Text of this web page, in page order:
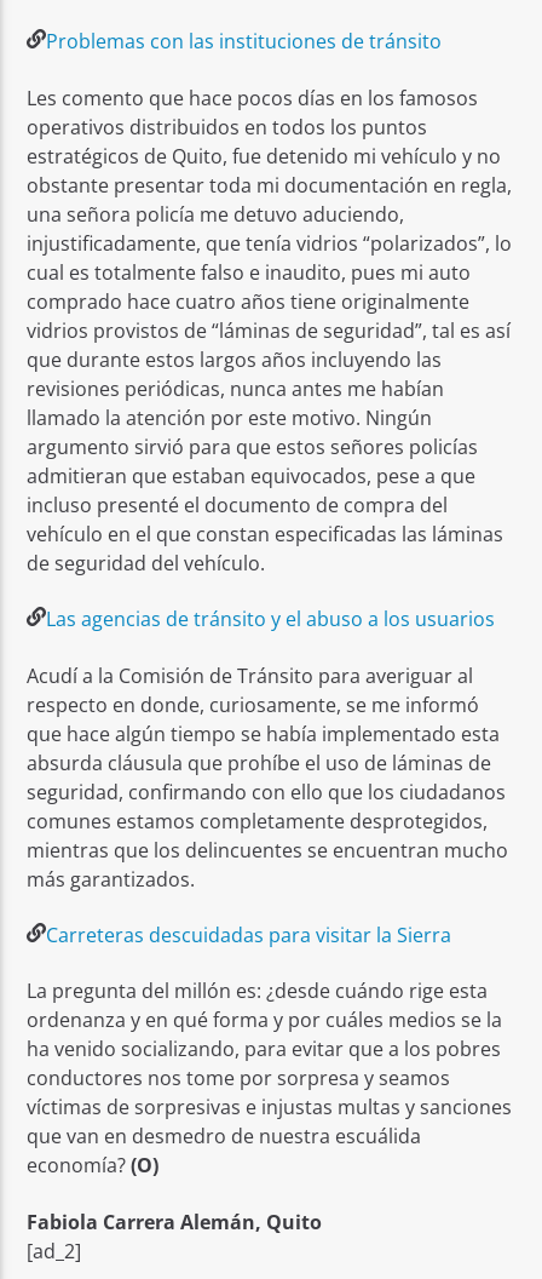
Problemas con las instituciones de tránsito
Les comento que hace pocos días en los famosos
operativos distribuidos en todos los puntos
estratégicos de Quito, fue detenido mi vehículo y no
obstante presentar toda mi documentación en regla,
una señora policía me detuvo aduciendo,
injustificadamente, que tenía vidrios “polarizados”, lo
cual es totalmente falso e inaudito, pues mi auto
comprado hace cuatro años tiene originalmente
vidrios provistos de “láminas de seguridad”, tal es así
que durante estos largos años incluyendo las
revisiones periódicas, nunca antes me habían
llamado la atención por este motivo. Ningún
argumento sirvió para que estos señores policías
admitieran que estaban equivocados, pese a que
incluso presenté el documento de compra del
vehículo en el que constan especificadas las láminas
de seguridad del vehículo.
Las agencias de tránsito y el abuso a los usuarios
Acudí a la Comisión de Tránsito para averiguar al
respecto en donde, curiosamente, se me informó
que hace algún tiempo se había implementado esta
absurda cláusula que prohíbe el uso de láminas de
seguridad, confirmando con ello que los ciudadanos
comunes estamos completamente desprotegidos,
mientras que los delincuentes se encuentran mucho
más garantizados.
Carreteras descuidadas para visitar la Sierra
La pregunta del millón es: ¿desde cuándo rige esta
ordenanza y en qué forma y por cuáles medios se la
ha venido socializando, para evitar que a los pobres
conductores nos tome por sorpresa y seamos
víctimas de sorpresivas e injustas multas y sanciones
que van en desmedro de nuestra escuálida
economía?(O)
Fabiola Carrera Alemán, Quito
[ad_2]